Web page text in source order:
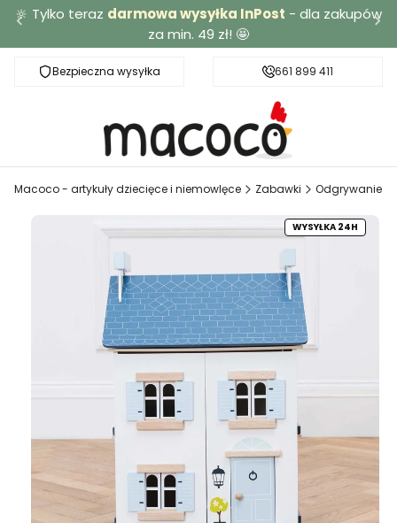
🔆 Tylko teraz darmowa wysyłka InPost - dla zakupów
za min. 49 zł! 🤩
Bezpieczna wysyłka Darmowa dostawa od 49 zł
661 899 411
Macoco - artykuły dziecięce i niemowlęce Zabawki Odgrywanie ról
WYSYŁKA 24H